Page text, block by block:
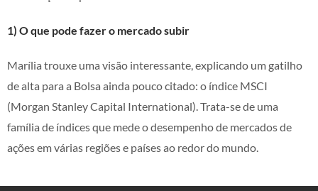
1) O que pode fazer o mercado subir
Marília trouxe uma visão interessante, explicando um gatilho
de alta para a Bolsa ainda pouco citado: o índice MSCI
(Morgan Stanley Capital International). Trata-se de uma
família de índices que mede o desempenho de mercados de
ações em várias regiões e países ao redor do mundo.